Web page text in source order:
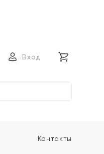
Вход
Контакты